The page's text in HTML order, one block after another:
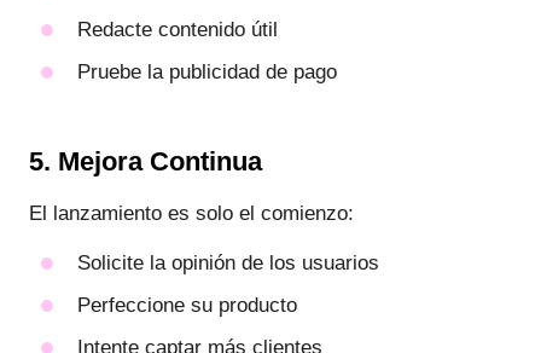
Redacte contenido útil
Pruebe la publicidad de pago
5. Mejora Continua
El lanzamiento es solo el comienzo:
Solicite la opinión de los usuarios
Perfeccione su producto
Intente captar más clientes